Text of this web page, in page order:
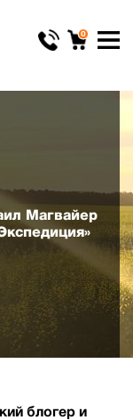
0
Магвайер
блогер и